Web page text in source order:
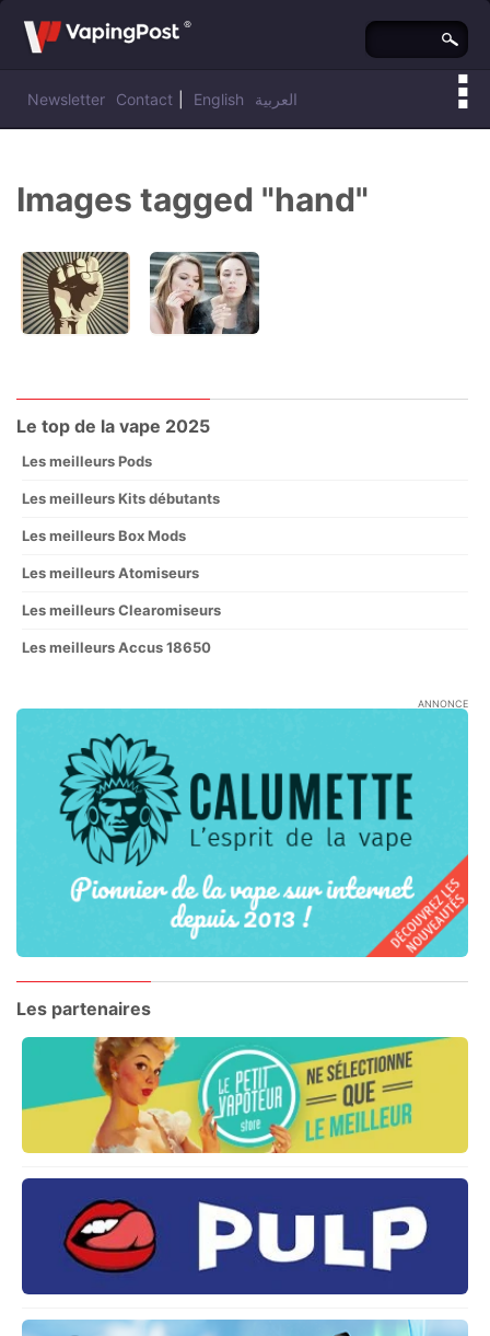
Newsletter Contact English العربية
Vous êtes ici :Vaping Post»
Images tagged "hand"
Le top de la vape 2025
Les meilleurs Pods
Les meilleurs Kits débutants
Les meilleurs Box Mods
Les meilleurs Atomiseurs
Les meilleurs Clearomiseurs
Les meilleurs Accus 18650
ANNONCE
Les partenaires